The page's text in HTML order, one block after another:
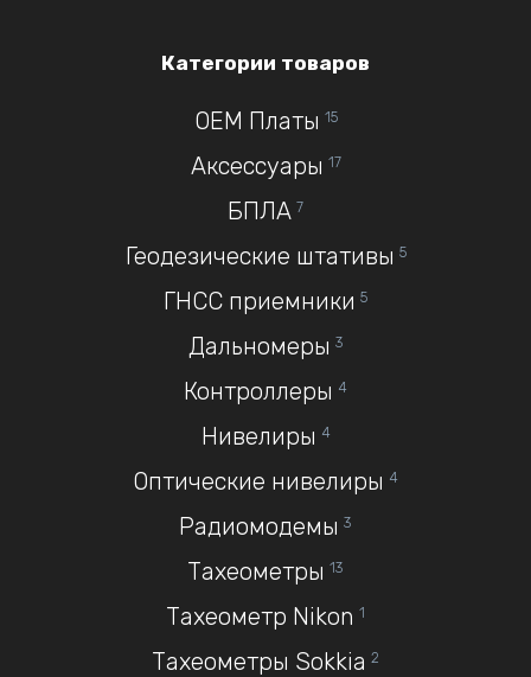
Категории товаров
OEM Платы 15
Аксессуары 17
БПЛА 7
Геодезические штативы 5
ГНСС приемники 5
Дальномеры 3
Контроллеры 4
Нивелиры 4
Оптические нивелиры 4
Радиомодемы 3
Тахеометры 13
Тахеометр Nikon 1
Тахеометры Sokkia 2